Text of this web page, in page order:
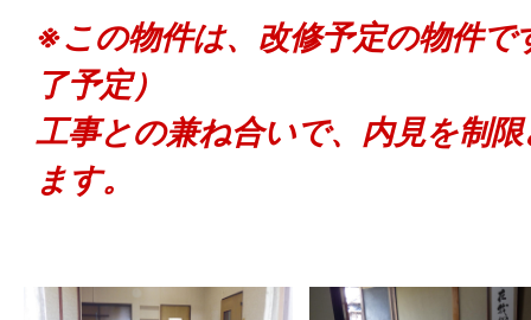
※この物件は、改修予定の物件で
了予定）
工事との兼ね合いで、内見を制
ます。